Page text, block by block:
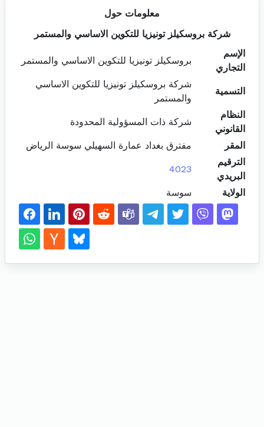
معلومات حول
شركة بروسكيلز تونيزيا للتكوين الاساسي والمستمر
الإسم
التجاري
بروسكيلز تونيزيا للتكوين الاساسي والمستمر
التسمية
شركة بروسكيلز تونيزيا للتكوين الاساسي
والمستمر
النظام
القانوني
شركة ذات المسؤولية المحدودة
المقر
مفترق بغداد عمارة السهيلي سوسة الرياض
الترقيم
البريدي
4023
الولاية سوسة